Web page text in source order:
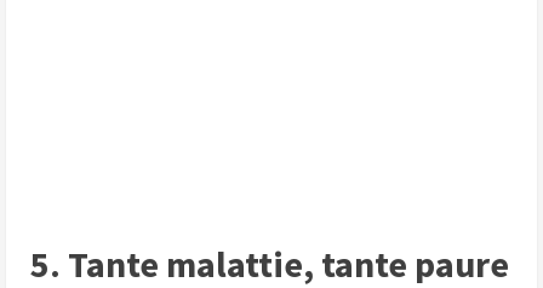
5. Tante malattie, tante paure